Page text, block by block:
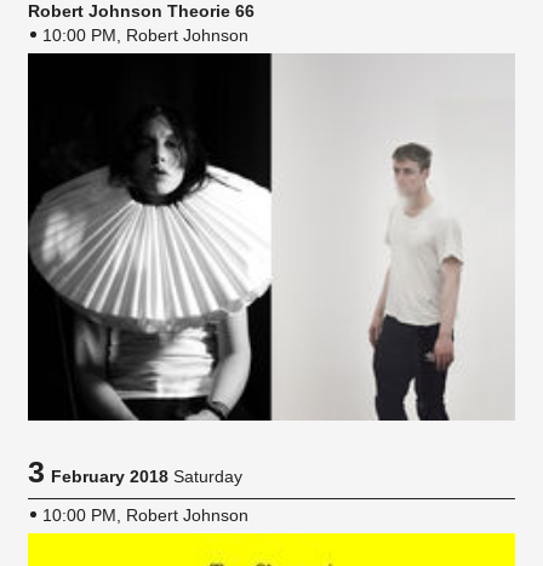
Robert Johnson Theorie 66
10:00 PM, Robert Johnson
3February 2018 Saturday
10:00 PM, Robert Johnson